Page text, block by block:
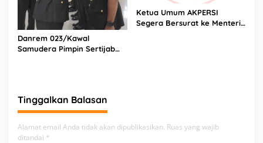
Danrem 023/Kawal
Samudera Pimpin Sertijab
Ketua Umum AKPERSI
Segera Bersurat ke Menteri
Tinggalkan Balasan
Alamat email Anda tidak akan dipublikasikan. Ruas yang wajib
ditandai *